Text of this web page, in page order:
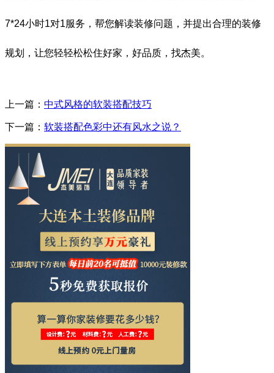
7*24小时1对1服务，帮您解读装修问题，并提出合理的装修
规划，让您轻轻松松住好家，好品质，找杰美。
上一篇： 中式风格的软装搭配技巧
下一篇： 软装搭配色彩中还有风水之说？